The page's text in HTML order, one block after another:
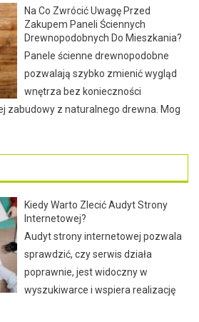
Na Co Zwrócić Uwagę Przed
Zakupem Paneli Ściennych
Drewnopodobnych Do Mieszkania?
Panele ścienne drewnopodobne
pozwalają szybko zmienić wygląd
wnętrza bez konieczności
zabudowy z naturalnego drewna. Mog
Kiedy Warto Zlecić Audyt Strony
Internetowej?
Audyt strony internetowej pozwala
sprawdzić, czy serwis działa
poprawnie, jest widoczny w
wyszukiwarce i wspiera realizację